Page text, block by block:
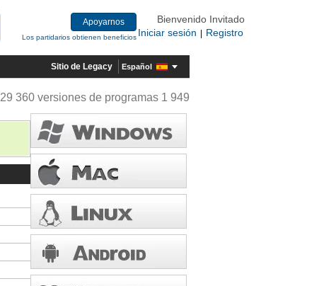
Apoyarnos
Los partidarios obtienen beneficios
Bienvenido Invitado
Iniciar sesión
Registro
Sitio de Legacy Español
29 360 versiones de programas 1 949